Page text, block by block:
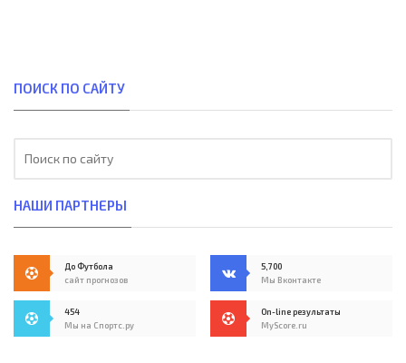
ПОИСК ПО САЙТУ
НАШИ ПАРТНЕРЫ
До Футбола
сайт прогнозов
5,700
Мы Вконтакте
454
Мы на Спортс.ру
On-line результаты
MyScore.ru